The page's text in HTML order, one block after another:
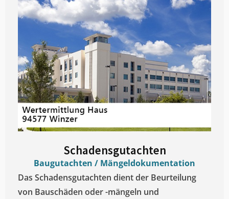
Schadensgutachten
Baugutachten / Mängeldokumentation
Das Schadensgutachten dient der Beurteilung
von Bauschäden oder -mängeln und